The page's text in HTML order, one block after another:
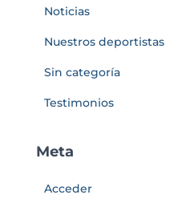
Noticias
Nuestros deportistas
Sin categoría
Testimonios
Meta
Acceder